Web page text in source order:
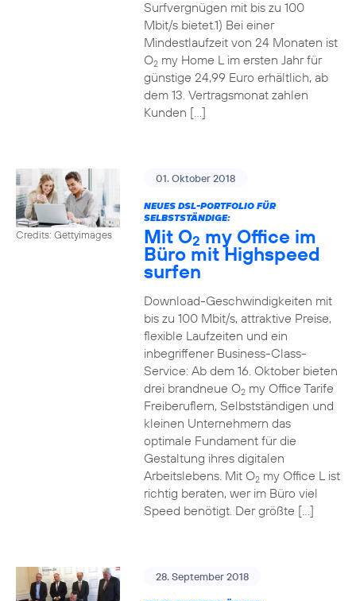
Surfvergnügen mit bis zu 100
Mbit/s bietet.1) Bei einer
Mindestlaufzeit von 24 Monaten ist
O2my Home L im ersten Jahr für
günstige 24,99 Euro erhältlich, ab
dem 13. Vertragsmonat zahlen
Kunden […]
Credits: Gettyimages
01. Oktober 2018
NEUES DSL-PORTFOLIO FÜR
SELBSTSTÄNDIGE:
Mit O2 my Office im
Büro mit Highspeed
surfen
Download-Geschwindigkeiten mit
bis zu 100 Mbit/s, attraktive Preise,
flexible Laufzeiten und ein
inbegriffener Business-Class-
Service: Ab dem 16. Oktober bieten
drei brandneue O2my Office Tarife
Freiberuflern, Selbstständigen und
kleinen Unternehmern das
optimale Fundament für die
Gestaltung ihres digitalen
Arbeitslebens. Mit O2my Office L ist
richtig beraten, wer im Büro viel
Speed benötigt. Der größte […]
28. September 2018